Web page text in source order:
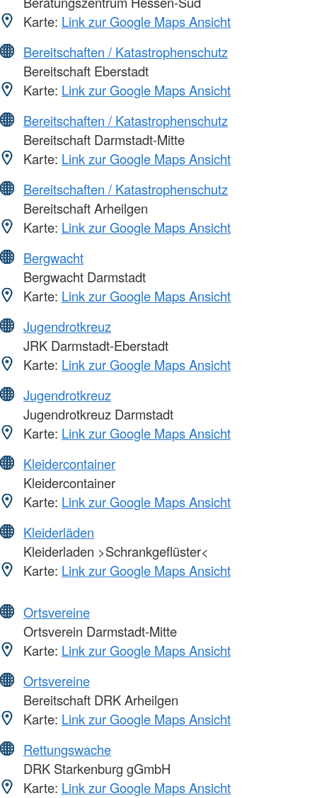
Karte: Link zur Google Maps Ansicht
Bereitschaften / Katastrophenschutz
Bereitschaft Eberstadt
Karte: Link zur Google Maps Ansicht
Bereitschaften / Katastrophenschutz
Bereitschaft Darmstadt-Mitte
Karte: Link zur Google Maps Ansicht
Bereitschaften / Katastrophenschutz
Bereitschaft Arheilgen
Karte: Link zur Google Maps Ansicht
Bergwacht
Bergwacht Darmstadt
Karte: Link zur Google Maps Ansicht
Jugendrotkreuz
JRK Darmstadt-Eberstadt
Karte: Link zur Google Maps Ansicht
Jugendrotkreuz
Jugendrotkreuz Darmstadt
Karte: Link zur Google Maps Ansicht
Kleidercontainer
Kleidercontainer
Karte: Link zur Google Maps Ansicht
Kleiderläden
Kleiderladen >Schrankgeflüster<
Karte: Link zur Google Maps Ansicht
Ortsvereine
Ortsverein Darmstadt-Mitte
Karte: Link zur Google Maps Ansicht
Ortsvereine
Bereitschaft DRK Arheilgen
Karte: Link zur Google Maps Ansicht
Rettungswache
DRK Starkenburg gGmbH
Karte: Link zur Google Maps Ansicht